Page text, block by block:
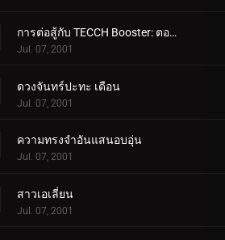
การต่อสู้กับ TECCH Booster: ตอนที่ 2
Jul. 07, 2001
ดวงจันทร์ปะทะ เดือน
Jul. 07, 2001
ความทรงจำอันแสนอบอุ่น
Jul. 07, 2001
สาวเอเลี่ยน
Jul. 07, 2001